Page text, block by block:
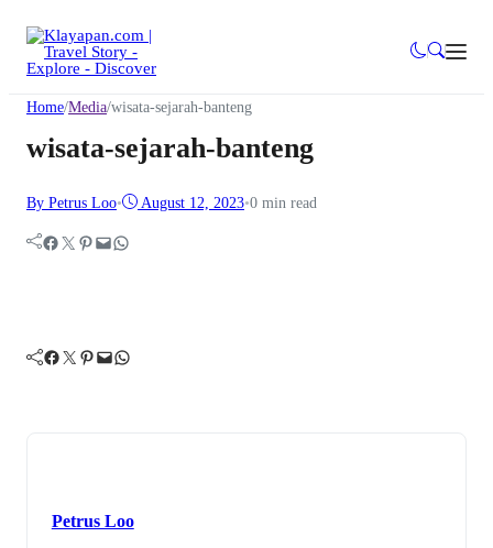
Home/Media/wisata-sejarah-banteng
wisata-sejarah-banteng
By Petrus Loo• August 12, 2023•0 min read
Facebook Twitter Pinterest Mail WhatsApp
Facebook Twitter Pinterest Mail WhatsApp
Petrus Loo